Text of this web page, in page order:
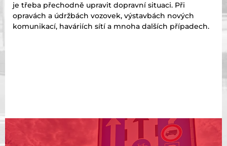
je třeba přechodně upravit dopravní situaci. Při
opravách a údržbách vozovek, výstavbách nových
komunikací, haváriích sítí a mnoha dalších případech.